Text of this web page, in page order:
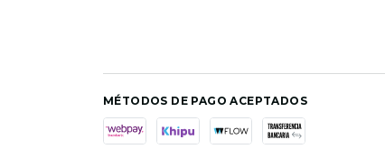
MÉTODOS DE PAGO ACEPTADOS